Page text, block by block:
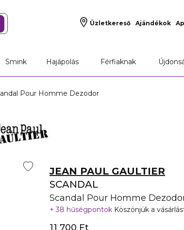
Üzletkereső Ajándékok
Smink Hajápolás Férfiaknak
Pour Homme Dezodor
JEAN PAUL GAULTIER
SCANDAL
Scandal Pour Homme
38 hűségpontok Köszönjük a
11 700 Ft